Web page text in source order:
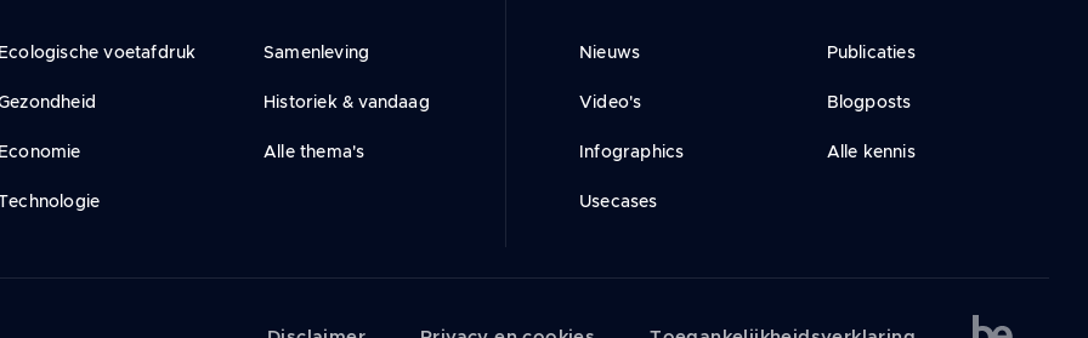
voetafdruk Samenleving
Historiek & vandaag
Alle thema's
Nieuws
Video's
Infographics
Usecases
Publicaties
Blogposts
Alle kennis